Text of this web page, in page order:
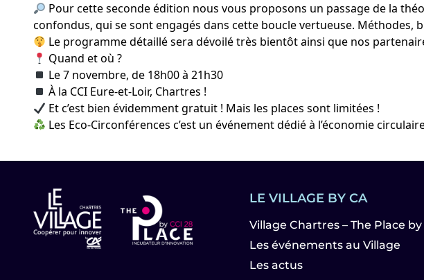
Pour cette seconde édition nous vous proposons un passage de la
confondus, qui se sont engagés dans cette boucle vertueuse.
Le programme détaillé sera dévoilé très bientôt ainsi que nos
Quand et où ?
Le 7 novembre, de 18h00 à 21h30
À la CCI Eure-et-Loir, Chartres !
Et c’est bien évidemment gratuit ! Mais les places sont limitées !
Les Eco-Circonférences c’est un événement dédié à l’économie
LE VILLAGE BY CA
Village Chartres – The Place by
Les événements au Village
Les actus